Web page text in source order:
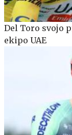
Del Toro svojo
ekipo UAE